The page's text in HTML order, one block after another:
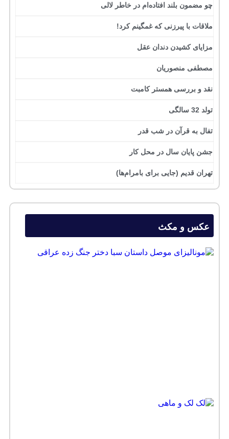
چو مضمون بلند افتاده‌ام در خاطر لالی
ملاقات با پیرزنی که غمگینم کرد!
مزایای کشیدن دندان عقل
مصطفی منصوریان
نقد و بررسی همستر کامبت
تولد 32 سالگی
تفال به قرآن در شب قدر
جشن پایان سال در محل کار
تهران قدیم (جایی برای بامرام‌ها)
عکس و مکث